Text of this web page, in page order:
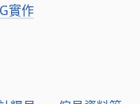
實作